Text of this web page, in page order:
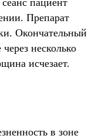
пациент
Препарат
Окончательный
несколько
исчезает.
в зоне